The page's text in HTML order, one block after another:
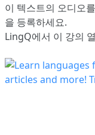
이 텍스트의 오디오
을 등록하세요.
LingQ에서 이 강의